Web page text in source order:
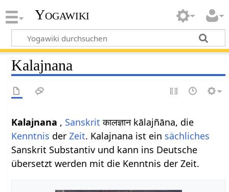
Yogawiki
Kalajnana
Kalajnana , Sanskrit कालज्ञान kālajñāna, die
Kenntnis derZeit. Kalajnana ist ein sächliches
Sanskrit Substantiv und kann ins Deutsche
übersetzt werden mit die Kenntnis der Zeit.